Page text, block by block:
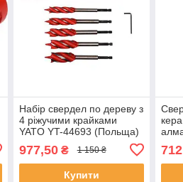
Набір свердел по дереву з
4 ріжучими крайками
YATO YT-44693 (Польща)
977,50₴ 1 150 ₴
Купити